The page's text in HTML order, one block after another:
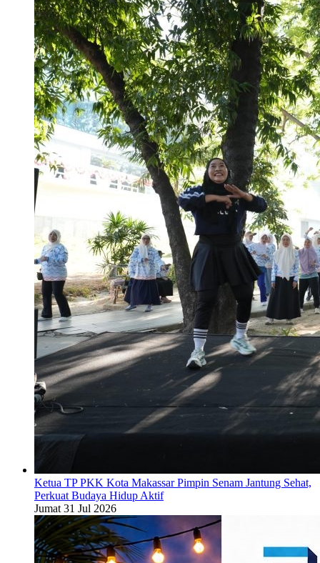
Ketua TP PKK Kota Makassar Pimpin Senam Jantung Sehat,
Perkuat Budaya Hidup Aktif
Jumat 31 Jul 2026